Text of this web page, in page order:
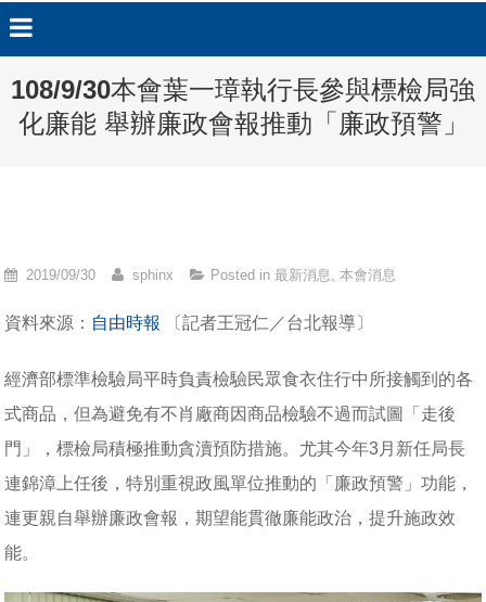
108/9/30本會葉一璋執行長參與標檢局強
化廉能 舉辦廉政會報推動「廉政預警」
2019/09/30 sphinx Posted in最新消息,本會消息
資料來源： 自由時報 〔記者王冠仁／台北報導〕
經濟部標準檢驗局平時負責檢驗民眾食衣住行中所接觸到的各
式商品，但為避免有不肖廠商因商品檢驗不過而試圖「走後
門」，標檢局積極推動貪瀆預防措施。尤其今年3月新任局長
連錦漳上任後，特別重視政風單位推動的「廉政預警」功能，
連更親自舉辦廉政會報，期望能貫徹廉能政治，提升施政效
能。